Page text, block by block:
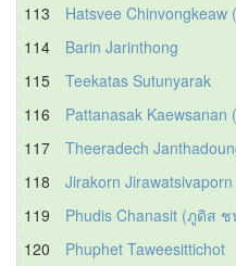
113
Hatsvee
114
Barin Jarinthong
115
Teekatas Sutunyarak
116
Pattanasak
117
Theeradech
118
Jirakorn Jirawatsivaporn
119
Phudis Chanasit (ภูดิส
120
Phuphet Taweesittichot